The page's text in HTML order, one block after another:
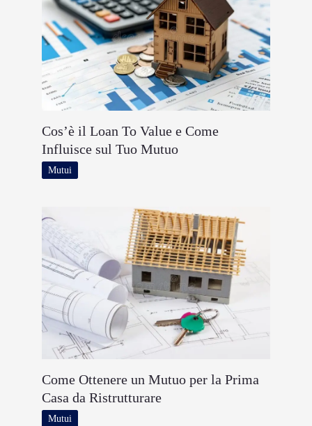
Cos’è il Loan To Value e Come
Influisce sul Tuo Mutuo
Mutui
Come Ottenere un Mutuo per la Prima
Casa da Ristrutturare
Mutui